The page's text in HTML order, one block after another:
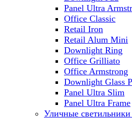
Panel Ultra
Office Classic
Retail Iron
Retail Alum Mini
Downlight Ring
Office Grilliato
Office Armstrong
Downlight Glass
Panel Ultra Slim
Panel Ultra Frame
Уличные светильники